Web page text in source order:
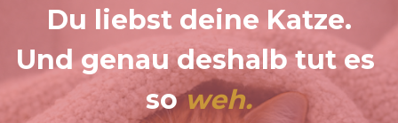
Du liebst deine Katze.
Und genau deshalb tut es
so weh.